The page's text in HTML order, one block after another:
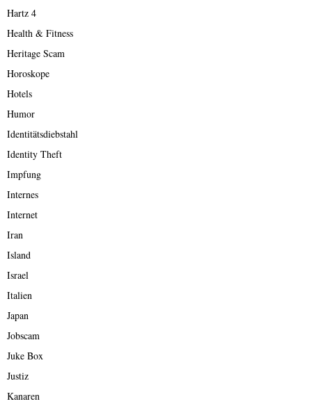
Hartz 4
Health & Fitness
Heritage Scam
Horoskope
Hotels
Humor
Identitätsdiebstahl
Identity Theft
Impfung
Internes
Internet
Iran
Island
Israel
Italien
Japan
Jobscam
Juke Box
Justiz
Kanaren